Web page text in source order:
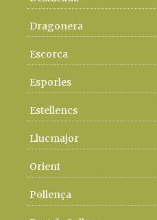
Dragonera
Escorca
Esporles
Estellencs
Llucmajor
Orient
Pollença